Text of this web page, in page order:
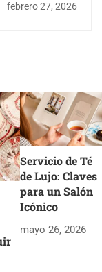
en el mercado
febrero 27, 2026
Servicio de Té
de Lujo: Claves
para un Salón
Icónico
mayo 26, 2026